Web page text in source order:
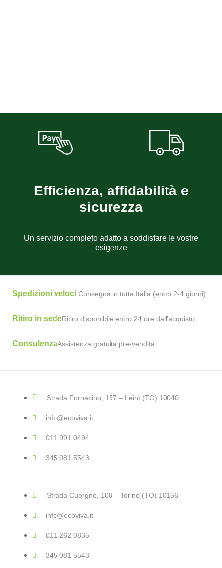
Efficienza, affidabilità e
sicurezza
Un servizio completo adatto a soddisfare le vostre
esigenze
Spedizioni veloci Consegna in tutta Italia (entro 2-4 giorni)
Ritiro in sedeRitiro disponibile entro 24 ore dall'acquisto
ConsulenzaAssistenza gratuita pre-vendita
Strada Fornacino, 157 – Leinì (TO) 10040
info@ecoviva.it
011 991 0494
345 081 5543
Strada Cuorgnè, 108 – Torino (TO) 10156
info@ecoviva.it
011 262 0835
345 081 5543